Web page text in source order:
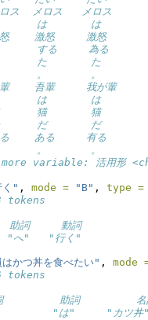
メロス   メロス
は       は
激怒     激怒
する     為る
た       た
。       。
吾輩     我が輩
は       は
猫       猫
だ       だ
ある     有る
。       。
variable: 活用形
く" , mode = "B" , type =
tokens
詞     動詞
"へ"   "行く"
かつ丼を食べたい" , mode
tokens
助詞
"         "は"     "カ